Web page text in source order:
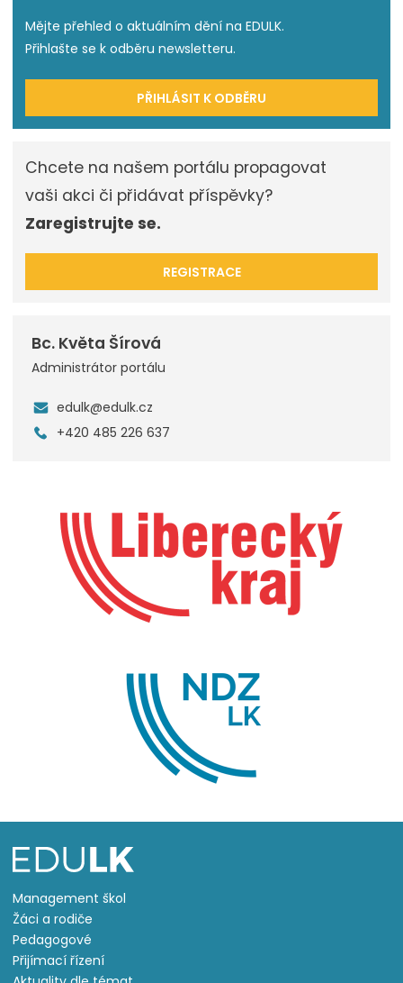
Mějte přehled o aktuálním dění na EDULK.
Přihlašte se k odběru newsletteru.
PŘIHLÁSIT K ODBĚRU
Chcete na našem portálu propagovat
vaši akci či přidávat příspěvky?
Zaregistrujte se.
REGISTRACE
Bc. Květa Šírová
Administrátor portálu
edulk@edulk.cz
+420 485 226 637
Management škol
Žáci a rodiče
Pedagogové
Přijímací řízení